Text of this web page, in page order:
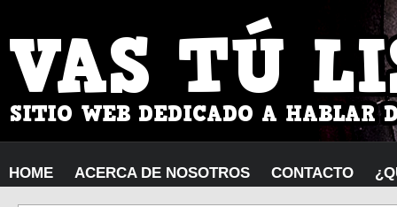
HOME ACERCA DE NOSOTROS CONTACTO